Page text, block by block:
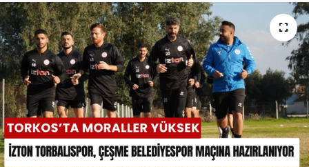
Haber Arşivi